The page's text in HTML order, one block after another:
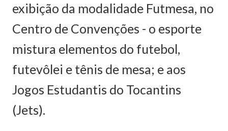
exibição da modalidade Futmesa, no
Centro de Convenções - o esporte
mistura elementos do futebol,
futevôlei e tênis de mesa; e aos
Jogos Estudantis do Tocantins
(Jets).